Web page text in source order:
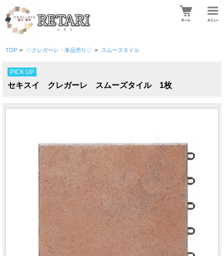
TOP > ◇クレガーレ・単品売り◇ > スムーズタイル
PICK UP
セキスイ クレガーレ スムーズタイル 1枚